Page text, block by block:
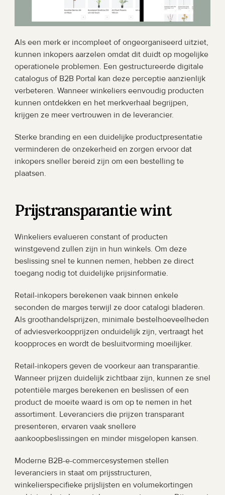
Als een merk er incompleet of ongeorganiseerd uitziet,
kunnen inkopers aarzelen omdat dit duidt op mogelijke
operationele problemen. Een gestructureerde digitale
catalogus of B2B Portal kan deze perceptie aanzienlijk
verbeteren. Wanneer winkeliers eenvoudig producten
kunnen ontdekken en het merkverhaal begrijpen,
krijgen ze meer vertrouwen in de leverancier.
Sterke branding en een duidelijke productpresentatie
verminderen de onzekerheid en zorgen ervoor dat
inkopers sneller bereid zijn om een bestelling te
plaatsen.
Prijstransparantie wint
Winkeliers evalueren constant of producten
winstgevend zullen zijn in hun winkels. Om deze
beslissing snel te kunnen nemen, hebben ze direct
toegang nodig tot duidelijke prijsinformatie.
Retail-inkopers berekenen vaak binnen enkele
seconden de marges terwijl ze door catalogi bladeren.
Als groothandelsprijzen, minimale bestelhoeveelheden
of adviesverkoopprijzen onduidelijk zijn, vertraagt het
koopproces en wordt de besluitvorming moeilijker.
Retail-inkopers geven de voorkeur aan transparantie.
Wanneer prijzen duidelijk zichtbaar zijn, kunnen ze snel
potentiële marges berekenen en beslissen of een
product de moeite waard is om op te nemen in het
assortiment. Leveranciers die prijzen transparant
presenteren, ervaren vaak snellere
aankoopbeslissingen en minder misgelopen kansen.
Moderne B2B-e-commercesystemen stellen
leveranciers in staat om prijsstructuren,
winkelierspecifieke prijslijsten en volumekortingen